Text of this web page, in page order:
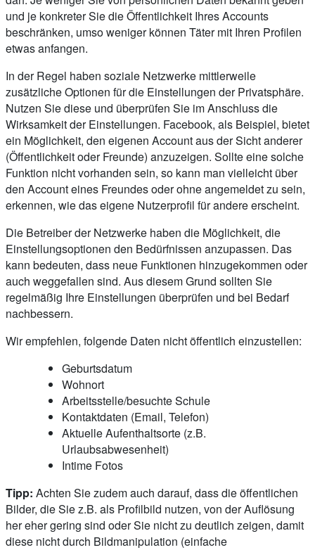
und je konkreter Sie die Öffentlichkeit Ihres Accounts
beschränken, umso weniger können Täter mit Ihren Profilen
etwas anfangen.
In der Regel haben soziale Netzwerke mittlerweile
zusätzliche Optionen für die Einstellungen der Privatsphäre.
Nutzen Sie diese und überprüfen Sie im Anschluss die
Wirksamkeit der Einstellungen. Facebook, als Beispiel, bietet
ein Möglichkeit, den eigenen Account aus der Sicht anderer
(Öffentlichkeit oder Freunde) anzuzeigen. Sollte eine solche
Funktion nicht vorhanden sein, so kann man vielleicht über
den Account eines Freundes oder ohne angemeldet zu sein,
erkennen, wie das eigene Nutzerprofil für andere erscheint.
Die Betreiber der Netzwerke haben die Möglichkeit, die
Einstellungsoptionen den Bedürfnissen anzupassen. Das
kann bedeuten, dass neue Funktionen hinzugekommen oder
auch weggefallen sind. Aus diesem Grund sollten Sie
regelmäßig Ihre Einstellungen überprüfen und bei Bedarf
nachbessern.
Wir empfehlen, folgende Daten nicht öffentlich einzustellen:
Geburtsdatum
Wohnort
Arbeitsstelle/besuchte Schule
Kontaktdaten (Email, Telefon)
Aktuelle Aufenthaltsorte (z.B.
Urlaubsabwesenheit)
Intime Fotos
Tipp: Achten Sie zudem auch darauf, dass die öffentlichen
Bilder, die Sie z.B. als Profilbild nutzen, von der Auflösung
her eher gering sind oder Sie nicht zu deutlich zeigen, damit
diese nicht durch Bildmanipulation (einfache